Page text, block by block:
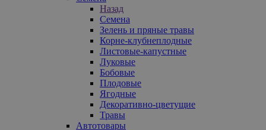
Назад
Семена
Зелень и пряные травы
Корне-клубнеплодные
Листовые-капустные
Луковые
Бобовые
Плодовые
Ягодные
Декоративно-цветущие
Травы
Автотовары